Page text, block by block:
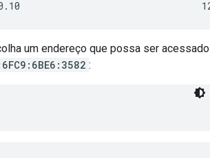
um endereço que possa ser acessado
: